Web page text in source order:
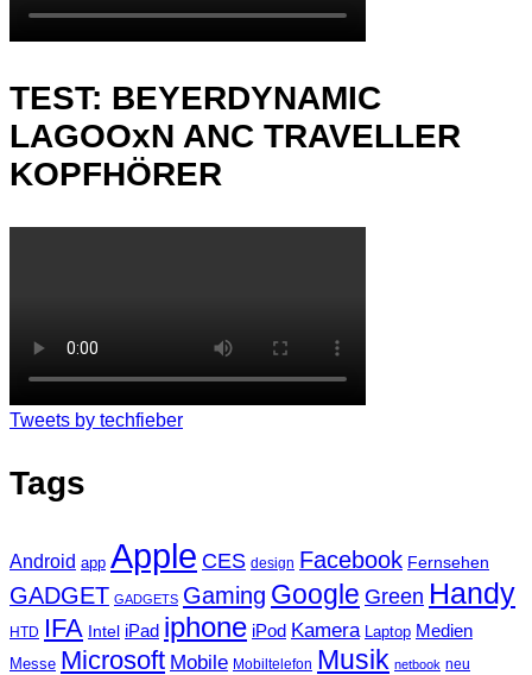
TEST: BEYERDYNAMIC
LAGOOxN ANC TRAVELLER
KOPFHÖRER
Tweets by techfieber
Tags
Android app Apple CES design Facebook Fernsehen
GADGET GADGETS Gaming Google Green Handy
HTD IFA Intel iPad iphone iPod Kamera Laptop Medien
Messe Microsoft Mobile Mobiltelefon Musik netbook neu